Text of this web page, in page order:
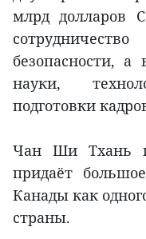
млрд долларов
безопасности, а
науки,
подготовки
Чан Ши Тхань
придаёт
Канады как
страны.